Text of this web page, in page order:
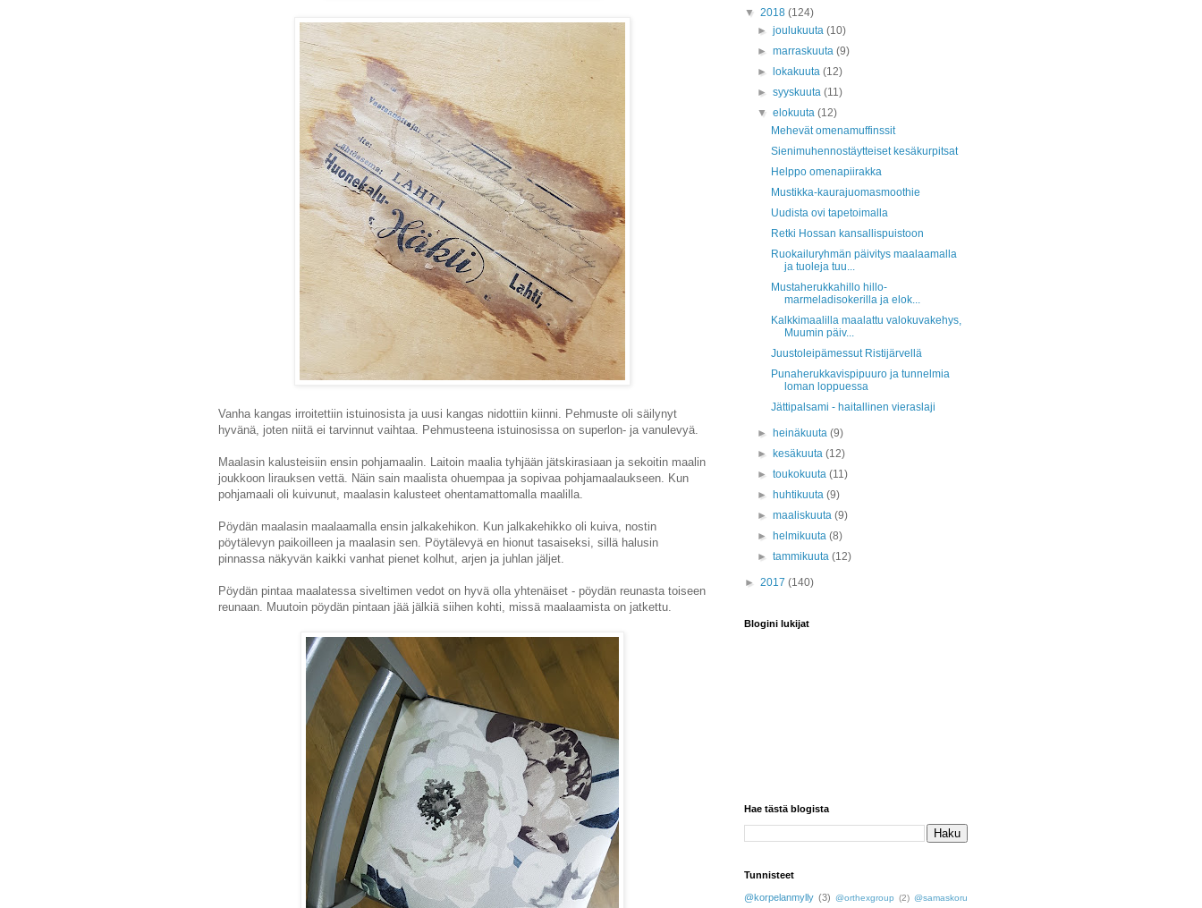
Vanha kangas irroitettiin istuinosista ja uusi kangas nidottiin kiinni. Pehmuste oli säilynyt
hyvänä, joten niitä ei tarvinnut vaihtaa. Pehmusteena istuinosissa on superlon- ja vanulevyä.
Maalasin kalusteisiin ensin pohjamaalin. Laitoin maalia tyhjään jätskirasiaan ja sekoitin maalin
joukkoon lirauksen vettä. Näin sain maalista ohuempaa ja sopivaa pohjamaalaukseen. Kun
pohjamaali oli kuivunut, maalasin kalusteet ohentamattomalla maalilla.
Pöydän maalasin maalaamalla ensin jalkakehikon. Kun jalkakehikko oli kuiva, nostin
pöytälevyn paikoilleen ja maalasin sen. Pöytälevyä en hionut tasaiseksi, sillä halusin
pinnassa näkyvän kaikki vanhat pienet kolhut, arjen ja juhlan jäljet.
Pöydän pintaa maalatessa siveltimen vedot on hyvä olla yhtenäiset - pöydän reunasta toiseen
reunaan. Muutoin pöydän pintaan jää jälkiä siihen kohti, missä maalaamista on jatkettu.
▼ 2018 (124)
►joulukuuta(10)
►marraskuuta(9)
►
lokakuuta(12)
►syyskuuta(11)
▼elokuuta(12)
Mehevät omenamuffinssit
Sienimuhennostäytteiset kesäkurpitsat
Helppo omenapiirakka
Mustikka-kaurajuomasmoothie
Uudista ovi tapetoimalla
Retki Hossan kansallispuistoon
Ruokailuryhmän päivitys maalaamalla
ja tuoleja tuu...
Mustaherukkahillo hillo-
marmeladisokerilla ja elok...
Kalkkimaalilla maalattu valokuvakehys,
Muumin päiv...
Juustoleipämessut Ristijärvellä
Punaherukkavispipuuro ja tunnelmia
loman loppuessa
Jättipalsami - haitallinen vieraslaji
► heinäkuuta(9)
►
kesäkuuta(12)
►toukokuuta(11)
►
huhtikuuta(9)
►maaliskuuta(9)
►
helmikuuta(8)
►tammikuuta(12)
► 2017 (140)
Blogini lukijat
Hae tästä blogista
Tunnisteet
@korpelanmylly (3) @orthexgroup (2) @samaskoru